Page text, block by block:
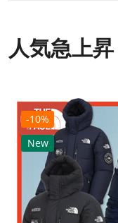
人気急上昇
-10%
New